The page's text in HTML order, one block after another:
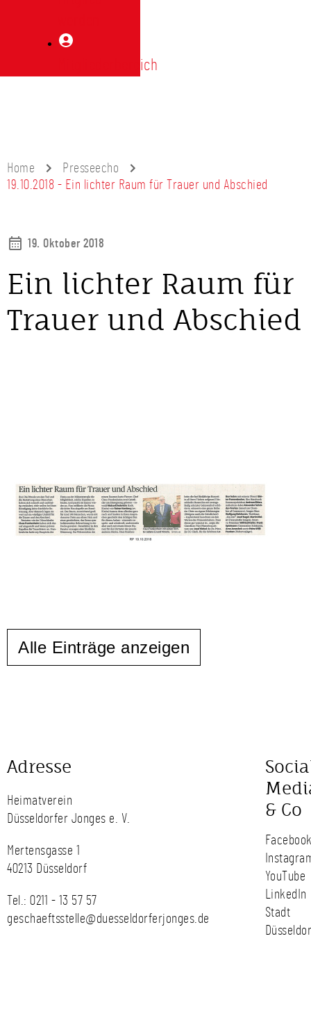
Mitgliederbereich
Home
Presseecho
19.10.2018 - Ein lichter Raum für Trauer und Abschied
19. Oktober 2018
Ein lichter Raum für
Trauer und Abschied
Alle Einträge anzeigen
Adresse
Heimatverein
Düsseldorfer Jonges e. V.
Mertensgasse 1
40213 Düsseldorf
Tel.: 0211 - 13 57 57
geschaeftsstelle@duesseldorferjonges.de
& Co
YouTube
LinkedIn
Stadt